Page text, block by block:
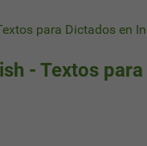
para Dictados en
- Textos